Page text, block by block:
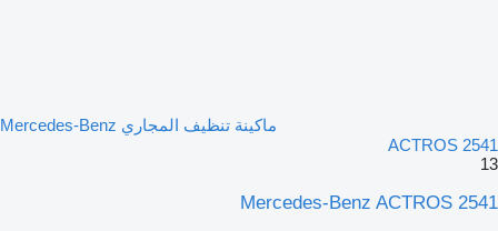
ماكينة تنظيف المجاري Mercedes-Benz
ACTROS 2541
13
Mercedes-Benz ACTROS 2541